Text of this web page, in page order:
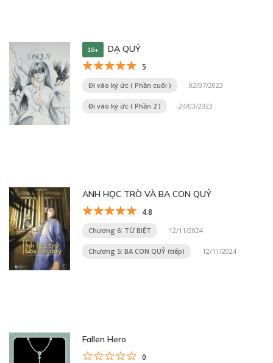
18+ DẠ QUỶ
5
Đi vào ký ức ( Phần cuối ) 02/07/2023
Đi vào ký ức ( Phần 2 ) 24/03/2023
ANH HỌC TRÒ VÀ BA CON QUỶ
4.8
Chương 6: TỪ BIỆT 12/11/2024
Chương 5: BA CON QUỶ (tiếp) 12/11/2024
Fallen Hero
0